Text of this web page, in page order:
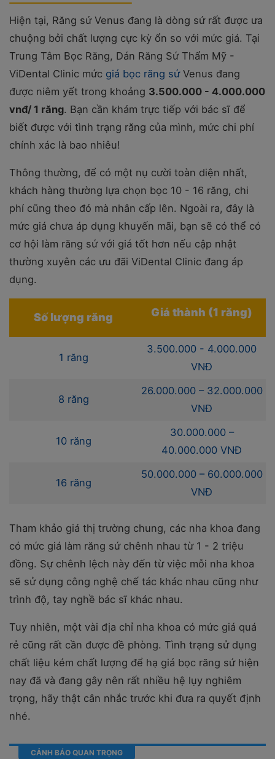
Hiện tại, Răng sứ Venus đang là dòng sứ rất được ưa
chuộng bởi chất lượng cực kỳ ổn so với mức giá. Tại
Trung Tâm Bọc Răng, Dán Răng Sứ Thẩm Mỹ -
ViDental Clinic mức giá bọc răng sứVenus đang
được niêm yết trong khoảng 3.500.000 - 4.000.000
vnđ/ 1 răng. Bạn cần khám trực tiếp với bác sĩ để
biết được với tình trạng răng của mình, mức chi phí
chính xác là bao nhiêu!
Thông thường, để có một nụ cười toàn diện nhất,
khách hàng thường lựa chọn bọc 10 - 16 răng, chi
phí cũng theo đó mà nhân cấp lên. Ngoài ra, đây là
mức giá chưa áp dụng khuyến mãi, bạn sẽ có thể có
cơ hội làm răng sứ với giá tốt hơn nếu cập nhật
thường xuyên các ưu đãi ViDental Clinic đang áp
dụng.
Số lượng răng Giá thành (1 răng)
1 răng
3.500.000 - 4.000.000
VNĐ
8 răng
26.000.000 – 32.000.000
VNĐ
10 răng
30.000.000 –
40.000.000 VNĐ
16 răng
50.000.000 – 60.000.000
VNĐ
Tham khảo giá thị trường chung, các nha khoa đang
có mức giá làm răng sứ chênh nhau từ 1 - 2 triệu
đồng. Sự chênh lệch này đến từ việc mỗi nha khoa
sẽ sử dụng công nghệ chế tác khác nhau cũng như
trình độ, tay nghề bác sĩ khác nhau.
Tuy nhiên, một vài địa chỉ nha khoa có mức giá quá
rẻ cũng rất cần được đề phòng. Tình trạng sử dụng
chất liệu kém chất lượng để hạ giá bọc răng sứ hiện
nay đã và đang gây nên rất nhiều hệ lụy nghiêm
trọng, hãy thật cân nhắc trước khi đưa ra quyết định
nhé.
CẢNH BÁO QUAN TRỌNG